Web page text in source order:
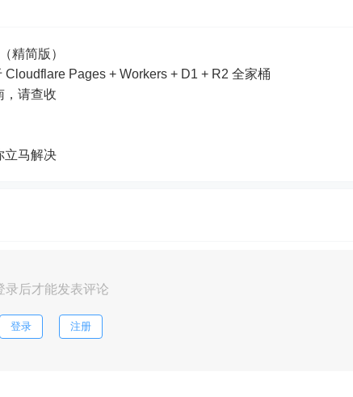
精简版）
Pages + Workers + D1 + R2 全家桶
，请查收
立马解决
录后才能发表评论
登录 注册